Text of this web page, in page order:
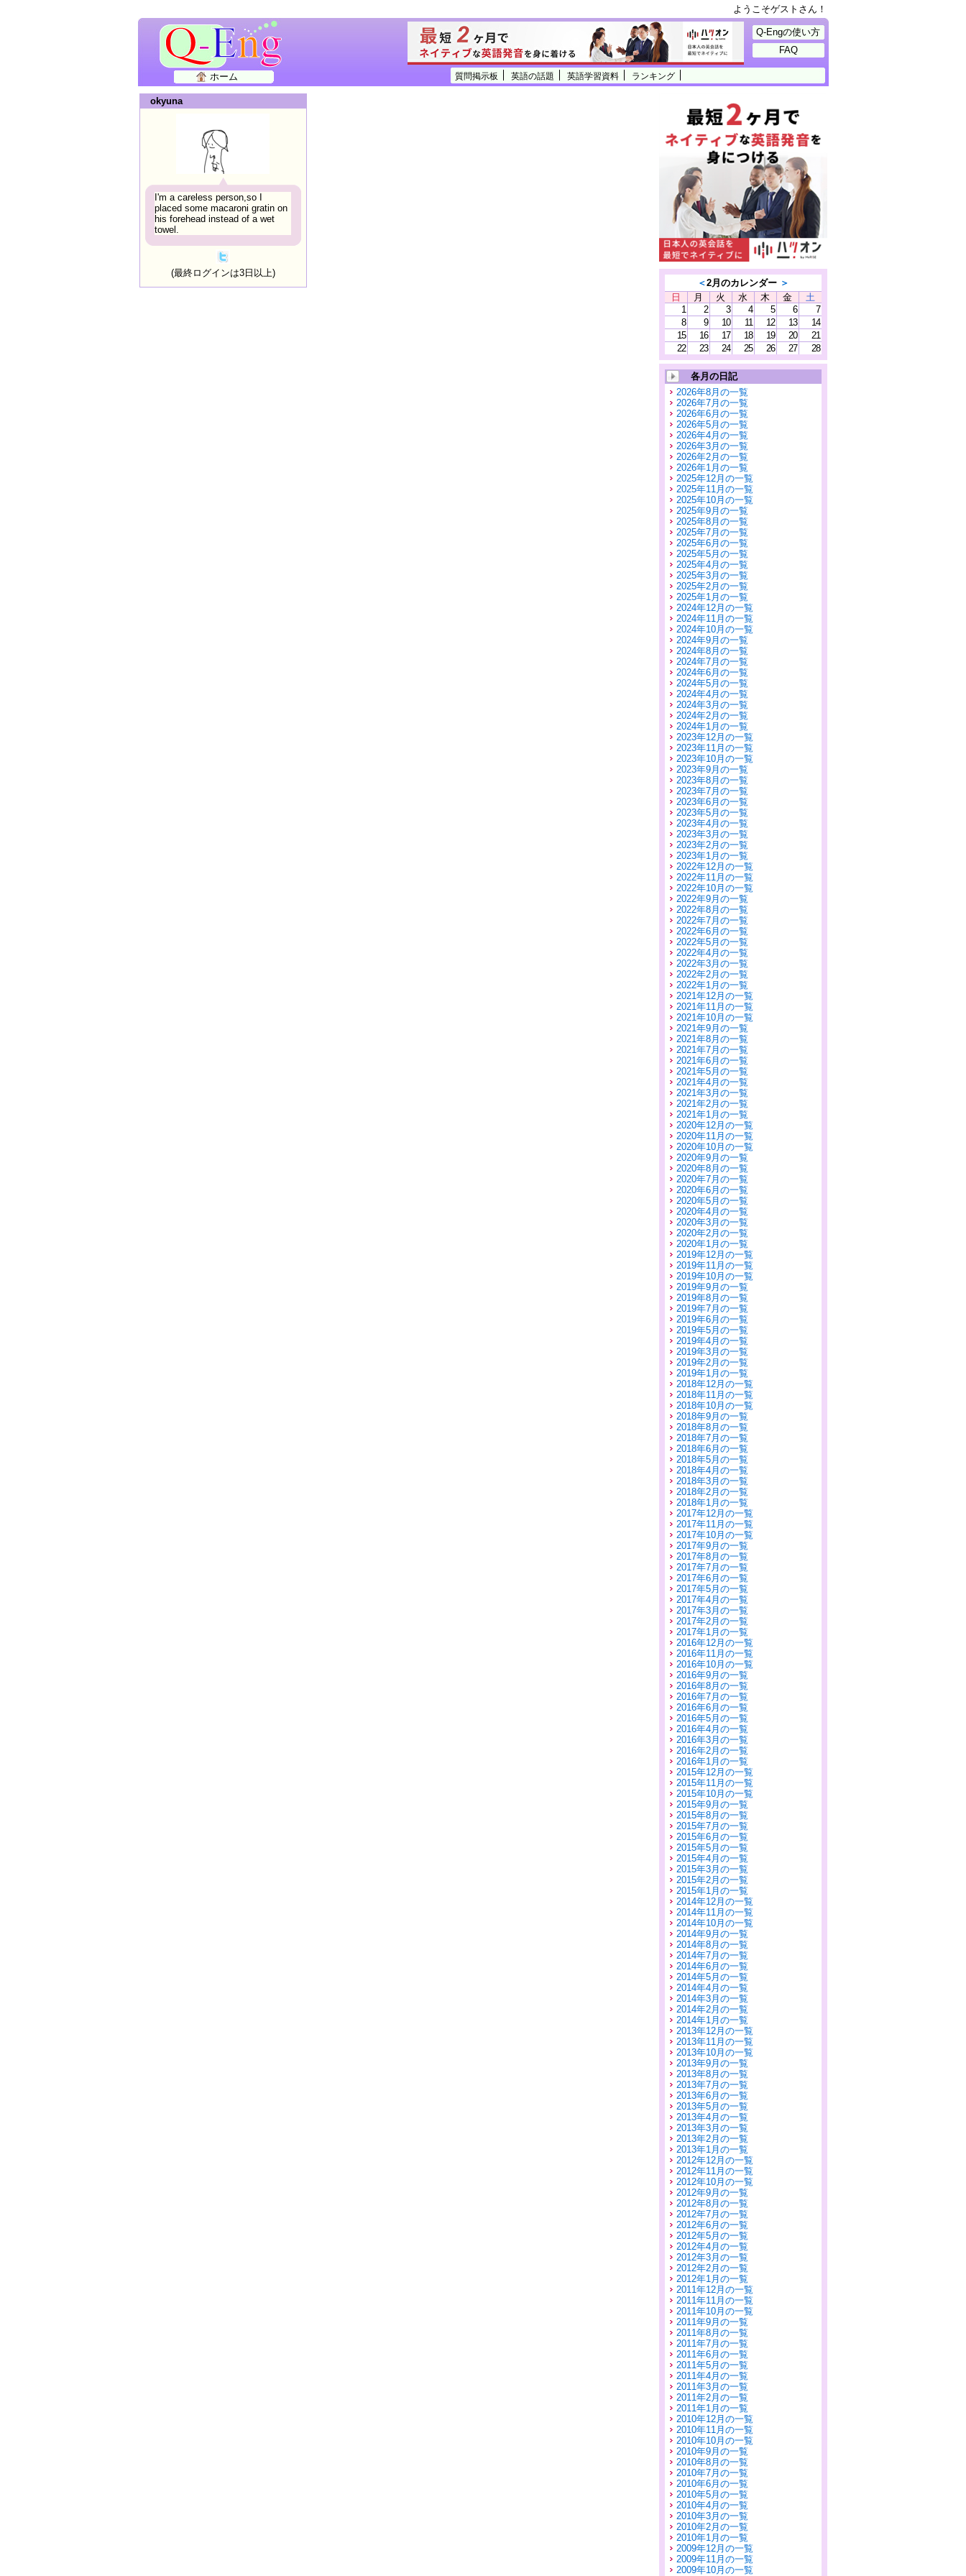
ようこそゲストさん！
質問掲示板 英語の話題 英語学習資料 ランキング
ホーム
Q-Engの使い方
FAQ
okyuna
I'm a careless person,so I
placed some macaroni gratin on
his forehead instead of a wet
towel.
(最終ログインは3日以上)
＜2月のカレンダー ＞
日
月 火 水 木 金
土
1
2 3 4 5 6
7
8
9 10 11 12 13
14
15
16 17 18 19 20
21
22
23 24 25 26 27 28
各月の日記
2026年8月の一覧
2026年7月の一覧
2026年6月の一覧
2026年5月の一覧
2026年4月の一覧
2026年3月の一覧
2026年2月の一覧
2026年1月の一覧
2025年12月の一覧
2025年11月の一覧
2025年10月の一覧
2025年9月の一覧
2025年8月の一覧
2025年7月の一覧
2025年6月の一覧
2025年5月の一覧
2025年4月の一覧
2025年3月の一覧
2025年2月の一覧
2025年1月の一覧
2024年12月の一覧
2024年11月の一覧
2024年10月の一覧
2024年9月の一覧
2024年8月の一覧
2024年7月の一覧
2024年6月の一覧
2024年5月の一覧
2024年4月の一覧
2024年3月の一覧
2024年2月の一覧
2024年1月の一覧
2023年12月の一覧
2023年11月の一覧
2023年10月の一覧
2023年9月の一覧
2023年8月の一覧
2023年7月の一覧
2023年6月の一覧
2023年5月の一覧
2023年4月の一覧
2023年3月の一覧
2023年2月の一覧
2023年1月の一覧
2022年12月の一覧
2022年11月の一覧
2022年10月の一覧
2022年9月の一覧
2022年8月の一覧
2022年7月の一覧
2022年6月の一覧
2022年5月の一覧
2022年4月の一覧
2022年3月の一覧
2022年2月の一覧
2022年1月の一覧
2021年12月の一覧
2021年11月の一覧
2021年10月の一覧
2021年9月の一覧
2021年8月の一覧
2021年7月の一覧
2021年6月の一覧
2021年5月の一覧
2021年4月の一覧
2021年3月の一覧
2021年2月の一覧
2021年1月の一覧
2020年12月の一覧
2020年11月の一覧
2020年10月の一覧
2020年9月の一覧
2020年8月の一覧
2020年7月の一覧
2020年6月の一覧
2020年5月の一覧
2020年4月の一覧
2020年3月の一覧
2020年2月の一覧
2020年1月の一覧
2019年12月の一覧
2019年11月の一覧
2019年10月の一覧
2019年9月の一覧
2019年8月の一覧
2019年7月の一覧
2019年6月の一覧
2019年5月の一覧
2019年4月の一覧
2019年3月の一覧
2019年2月の一覧
2019年1月の一覧
2018年12月の一覧
2018年11月の一覧
2018年10月の一覧
2018年9月の一覧
2018年8月の一覧
2018年7月の一覧
2018年6月の一覧
2018年5月の一覧
2018年4月の一覧
2018年3月の一覧
2018年2月の一覧
2018年1月の一覧
2017年12月の一覧
2017年11月の一覧
2017年10月の一覧
2017年9月の一覧
2017年8月の一覧
2017年7月の一覧
2017年6月の一覧
2017年5月の一覧
2017年4月の一覧
2017年3月の一覧
2017年2月の一覧
2017年1月の一覧
2016年12月の一覧
2016年11月の一覧
2016年10月の一覧
2016年9月の一覧
2016年8月の一覧
2016年7月の一覧
2016年6月の一覧
2016年5月の一覧
2016年4月の一覧
2016年3月の一覧
2016年2月の一覧
2016年1月の一覧
2015年12月の一覧
2015年11月の一覧
2015年10月の一覧
2015年9月の一覧
2015年8月の一覧
2015年7月の一覧
2015年6月の一覧
2015年5月の一覧
2015年4月の一覧
2015年3月の一覧
2015年2月の一覧
2015年1月の一覧
2014年12月の一覧
2014年11月の一覧
2014年10月の一覧
2014年9月の一覧
2014年8月の一覧
2014年7月の一覧
2014年6月の一覧
2014年5月の一覧
2014年4月の一覧
2014年3月の一覧
2014年2月の一覧
2014年1月の一覧
2013年12月の一覧
2013年11月の一覧
2013年10月の一覧
2013年9月の一覧
2013年8月の一覧
2013年7月の一覧
2013年6月の一覧
2013年5月の一覧
2013年4月の一覧
2013年3月の一覧
2013年2月の一覧
2013年1月の一覧
2012年12月の一覧
2012年11月の一覧
2012年10月の一覧
2012年9月の一覧
2012年8月の一覧
2012年7月の一覧
2012年6月の一覧
2012年5月の一覧
2012年4月の一覧
2012年3月の一覧
2012年2月の一覧
2012年1月の一覧
2011年12月の一覧
2011年11月の一覧
2011年10月の一覧
2011年9月の一覧
2011年8月の一覧
2011年7月の一覧
2011年6月の一覧
2011年5月の一覧
2011年4月の一覧
2011年3月の一覧
2011年2月の一覧
2011年1月の一覧
2010年12月の一覧
2010年11月の一覧
2010年10月の一覧
2010年9月の一覧
2010年8月の一覧
2010年7月の一覧
2010年6月の一覧
2010年5月の一覧
2010年4月の一覧
2010年3月の一覧
2010年2月の一覧
2010年1月の一覧
2009年12月の一覧
2009年11月の一覧
2009年10月の一覧